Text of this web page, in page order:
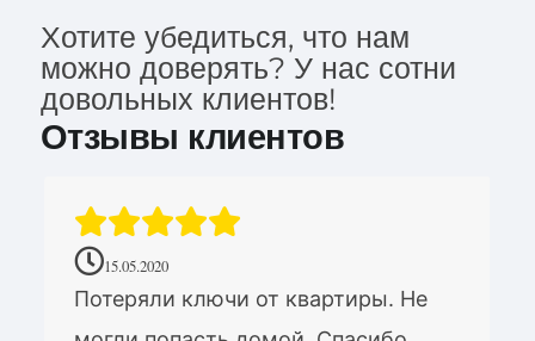
Хотите убедиться, что нам
можно доверять? У нас сотни
довольных клиентов!
Отзывы клиентов
15.05.2020
Потеряли ключи от квартиры. Не